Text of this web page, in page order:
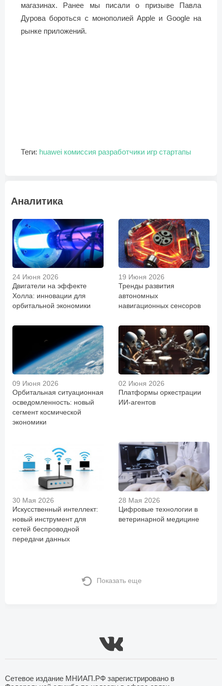
магазинах. Ранее мы писали о призыве Павла
Дурова бороться с монополией Apple и Google на
рынке приложений.
Теги: huawei комиссия разработчики игр стартапы
Аналитика
24 Июня 2026
Двигатели на эффекте
Холла: инновации для
орбитальной экономики
19 Июня 2026
Тренды развития
автономных
навигационных сенсоров
09 Июня 2026
Орбитальная ситуационная
осведомленность: новый
сегмент космической
экономики
02 Июня 2026
Платформы оркестрации
ИИ-агентов
30 Мая 2026
Искусственный интеллект:
новый инструмент для
сетей беспроводной
передачи данных
28 Мая 2026
Цифровые технологии в
ветеринарной медицине
Показать еще
Сетевое издание МНИАП.РФ зарегистрировано в